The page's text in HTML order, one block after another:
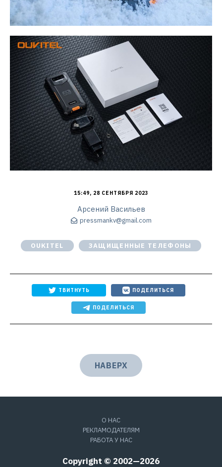
15:49, 28 СЕНТЯБРЯ 2023
Арсений Васильев
pressmankv@gmail.com
OUKITEL ЗАЩИЩЕННЫЕ ТЕЛЕФОНЫ
ТВИТНУТЬ ПОДЕЛИТЬСЯ
ПОДЕЛИТЬСЯ
НАВЕРХ
О НАС
РЕКЛАМОДАТЕЛЯМ
РАБОТА У НАС
Copyright © 2002—2026